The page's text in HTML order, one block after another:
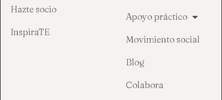
Hazte socio
InspiraTE
Apoyo práctico
Movimiento social
Blog
Colabora